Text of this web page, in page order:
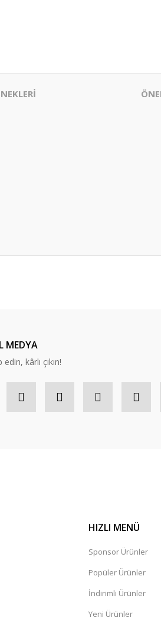
MEDYA
kârlı çıkın!
HIZLI MENÜ
Sponsor Ürünler
Popüler Ürünler
İndirimli Ürünler
Yeni Ürünler